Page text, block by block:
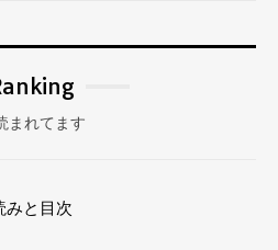
まれてます
みと目次